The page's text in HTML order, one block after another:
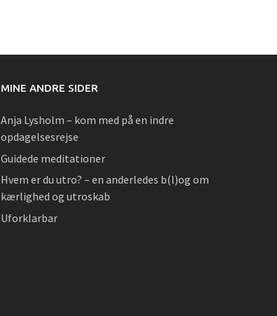
MINE ANDRE SIDER
Anja Lysholm – kom med på en indre
opdagelsesrejse
Guidede meditationer
Hvem er du utro? – en anderledes b(l)og om
kærlighed og utroskab
Uforklarbar